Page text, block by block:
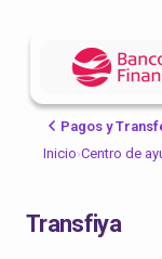
Pagos y
Inicio›Centro de
Transfiya